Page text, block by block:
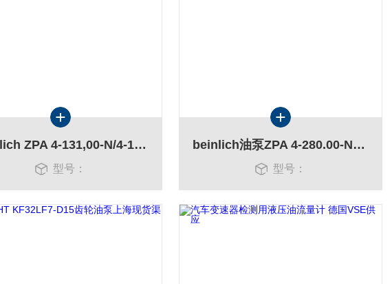
Beinlich ZPA 4-131,00-N/4-122.00齿轮油泵
型号：
beinlich油泵ZPA 4-280.00-Nisi-R-F*
型号：